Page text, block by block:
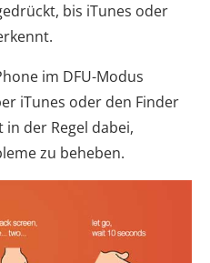
bis iTunes oder
im DFU-Modus
iTunes oder den Finder
der Regel dabei,
zu beheben.